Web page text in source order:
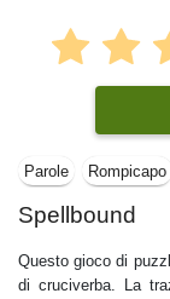
Parole Rompicapo
Spellbound
Questo gioco di
di cruciverba. La